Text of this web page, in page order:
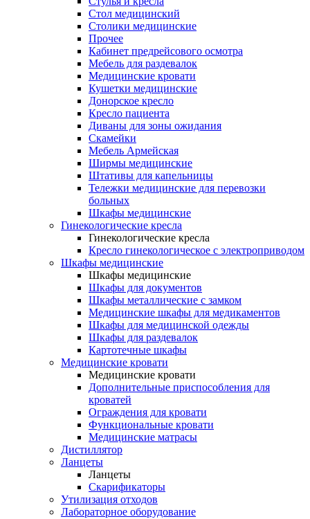
Стол медицинский
Столики медицинские
Прочее
Кабинет предрейсового осмотра
Мебель для раздевалок
Медицинские кровати
Кушетки медицинские
Донорское кресло
Кресло пациента
Диваны для зоны ожидания
Скамейки
Мебель Армейская
Ширмы медицинские
Штативы для капельницы
Тележки медицинские для перевозки
больных
Шкафы медицинские
Гинекологические кресла
Гинекологические кресла
Кресло гинекологическое с электроприводом
Шкафы медицинские
Шкафы медицинские
Шкафы для документов
Шкафы металлические с замком
Медицинские шкафы для медикаментов
Шкафы для медицинской одежды
Шкафы для раздевалок
Картотечные шкафы
Медицинские кровати
Медицинские кровати
Дополнительные приспособления для
кроватей
Ограждения для кровати
Функциональные кровати
Медицинские матрасы
Дистиллятор
Ланцеты
Ланцеты
Скарификаторы
Утилизация отходов
Лабораторное оборудование